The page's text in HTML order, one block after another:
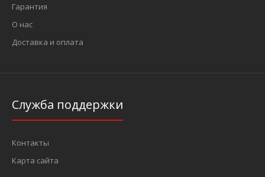
126 грн.
Гарантия
О нас
Доставка и оплата
Служба поддержки
Контакты
Карта сайта